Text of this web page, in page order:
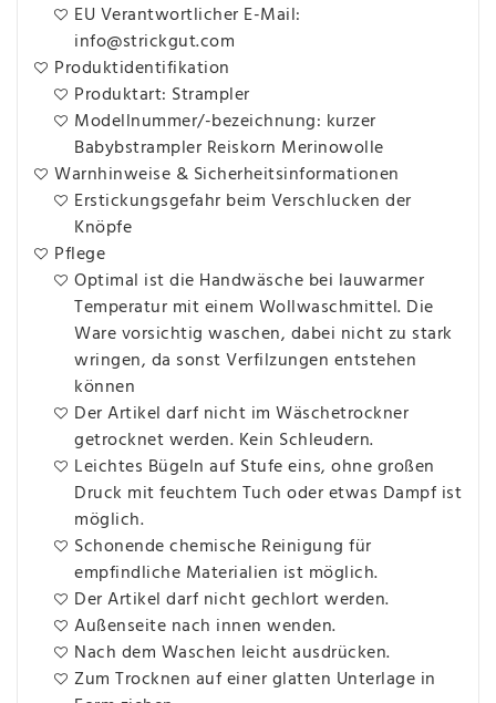
EU Verantwortlicher E-Mail:
info@strickgut.com
Produktidentifikation
Produktart: Strampler
Modellnummer/-bezeichnung: kurzer
Babybstrampler Reiskorn Merinowolle
Warnhinweise & Sicherheitsinformationen
Erstickungsgefahr beim Verschlucken der
Knöpfe
Pflege
Optimal ist die Handwäsche bei lauwarmer
Temperatur mit einem Wollwaschmittel. Die
Ware vorsichtig waschen, dabei nicht zu stark
wringen, da sonst Verfilzungen entstehen
können
Der Artikel darf nicht im Wäschetrockner
getrocknet werden. Kein Schleudern.
Leichtes Bügeln auf Stufe eins, ohne großen
Druck mit feuchtem Tuch oder etwas Dampf ist
möglich.
Schonende chemische Reinigung für
empfindliche Materialien ist möglich.
Der Artikel darf nicht gechlort werden.
Außenseite nach innen wenden.
Nach dem Waschen leicht ausdrücken.
Zum Trocknen auf einer glatten Unterlage in